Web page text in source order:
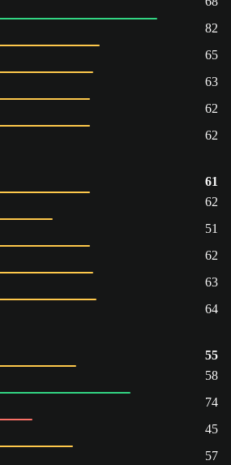
82
65
63
62
62
61
62
51
62
63
64
55
58
74
45
57